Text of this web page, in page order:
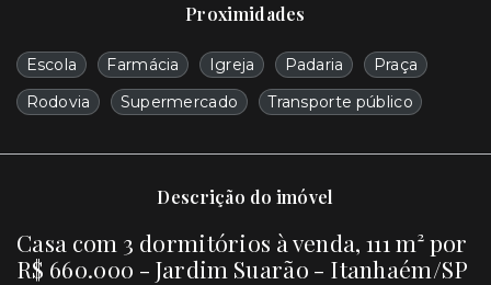
Proximidades
Escola Farmácia Igreja Padaria
Praça
Rodovia
Supermercado Transporte público
Descrição do imóvel
Casa com 3 dormitórios à venda, 111 m² por
R$ 660.000 - Jardim Suarão - Itanhaém/SP